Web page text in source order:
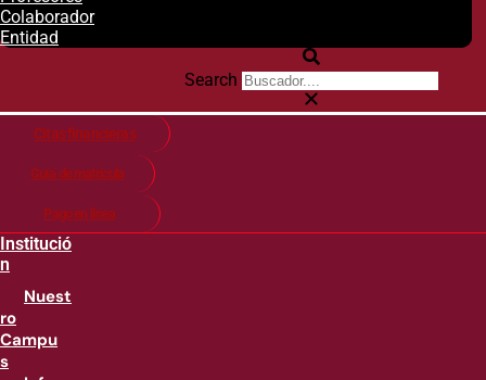
Colaborador
Entidad
Search
Citas financieras
Guía de matricula
Pago en línea
Institució
n
Nuest
ro
Campu
s